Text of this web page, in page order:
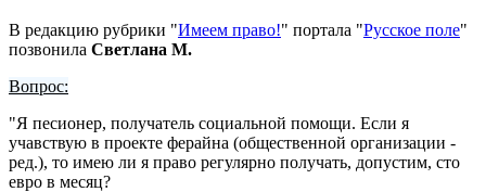
В редакцию рубрики "Имеем право!" портала "Русское поле"
позвонила Светлана М.
Вопрос:
"Я песионер, получатель социальной помощи. Если я
учавствую в проекте ферайна (общественной организации -
ред.), то имею ли я право регулярно получать, допустим, сто
евро в месяц?